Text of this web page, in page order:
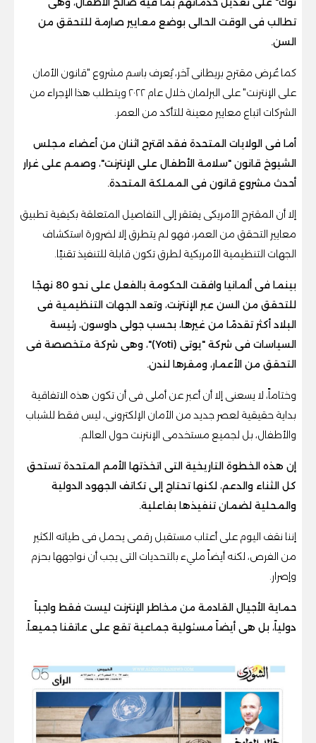
تطالب فى الوقت الحالى بوضع معايير صارمة للتحقق من
السن.
كما عُرض مقترح بريطانى آخر، يُعرف باسم مشروع "قانون الأمان
على الإنترنت" على البرلمان خلال عام ۲۰۲۲ ويتطلب هذا الإجراء من
الشركات اتباع معايير معينة للتأكد من العمر.
أما فى الولايات المتحدة فقد اقترح اثنان من أعضاء مجلس
الشيوخ قانون "سلامة الأطفال على الإنترنت"، وصمم على غرار
أحدث مشروع قانون فى المملكة المتحدة.
إلا أن المقترح الأمريكى يفتقر إلى التفاصيل المتعلقة بكيفية تطبيق
معايير التحقق من العمر، فهو لم يتطرق إلا لضرورة استكشاف
الجهات التنظيمية الأمريكية لطرق تكون قابلة للتنفيذ تقنيًا.
بينما فى ألمانيا وافقت الحكومة بالفعل على نحو 80 نهجًا
للتحقق من السن عبر الإنترنت، وتعد الجهات التنظيمية فى
البلاد أكثر تقدمًا من غيرها، بحسب جولى داوسون، رئيسة
السياسات فى شركة "يوتى (Yoti)"، وهى شركة متخصصة فى
التحقق من الأعمار، ومقرها لندن.
وختاماً، لا يسعنى إلا أن أعبر عن أملى فى أن تكون هذه الاتفاقية
بداية حقيقية لعصر جديد من الأمان الإلكترونى، ليس فقط للشباب
والأطفال، بل لجميع مستخدمى الإنترنت حول العالم.
إن هذه الخطوة التاريخية التى اتخذتها الأمم المتحدة تستحق
كل الثناء والدعم، لكنها تحتاج إلى تكاتف الجهود الدولية
والمحلية لضمان تنفيذها بفاعلية.
إننا نقف اليوم على أعتاب مستقبل رقمى يحمل فى طياته الكثير
من الفرص، لكنه أيضاً مليء بالتحديات التى يجب أن نواجهها بحزم
وإصرار.
حماية الأجيال القادمة من مخاطر الإنترنت ليست فقط واجباً
دولياً، بل هى أيضاً مسئولية جماعية تقع على عاتقنا جميعاً.